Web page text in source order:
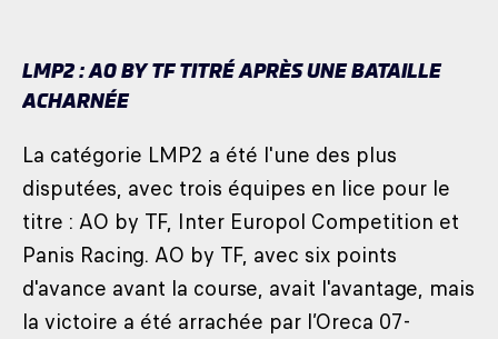
LMP2 : AO BY TF TITRÉ APRÈS UNE BATAILLE
ACHARNÉE
La catégorie LMP2 a été l'une des plus
disputées, avec trois équipes en lice pour le
titre : AO by TF, Inter Europol Competition et
Panis Racing. AO by TF, avec six points
d'avance avant la course, avait l'avantage, mais
la victoire a été arrachée par l’Oreca 07-